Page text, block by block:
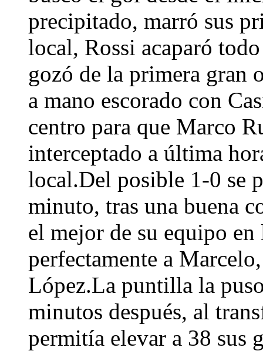
precipitado, marró sus
local, Rossi acaparó
gozó de la primera gran
a mano escorado con
centro para que Marco
interceptado a última
local.Del posible 1-0 se
minuto, tras una buena
el mejor de su equipo
perfectamente a
López.La puntilla la
minutos después, al
permitía elevar a 38